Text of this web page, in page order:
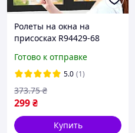
Ролеты на окна на
присосках R94429-68
шторка солнцезащитная
для авто и квартиры
Готово к отправке
5.0 (1)
299₴
373.75 ₴
Купить